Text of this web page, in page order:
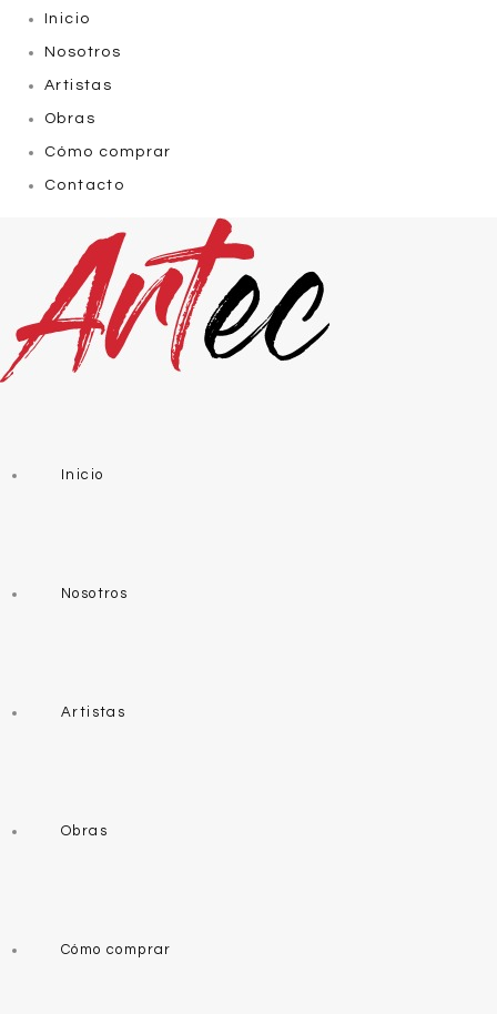
Inicio
Nosotros
Artistas
Obras
Cómo comprar
Contacto
Inicio
Nosotros
Artistas
Obras
Cómo comprar